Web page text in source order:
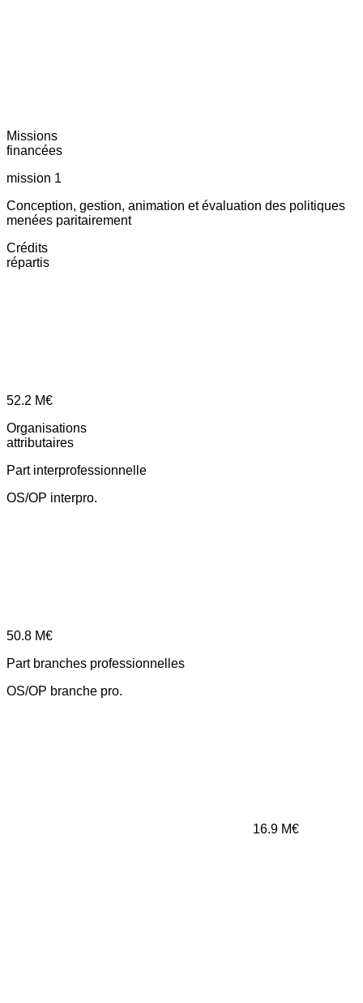
Missions
financées
mission 1
Conception, gestion, animation et évaluation des politiques
menées paritairement
Crédits
répartis
52.2 M€
Organisations
attributaires
Part interprofessionnelle
OS/OP interpro.
50.8 M€
Part branches professionnelles
OS/OP branche pro.
16.9 M€